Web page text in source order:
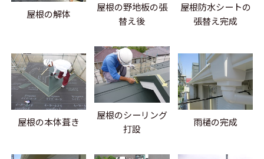
屋根の解体
屋根の野地板の張
替え後
屋根防水シートの
張替え完成
屋根の本体葺き
屋根のシーリング
打設
雨樋の完成